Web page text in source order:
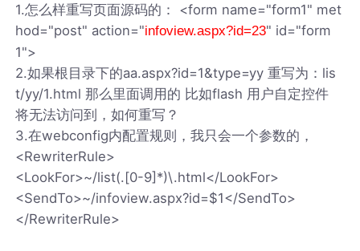
1.怎么样重写页面源码的： <form name="form1" met
hod="post" action="infoview.aspx?id=23" id="form
1">
2.如果根目录下的aa.aspx?id=1&type=yy 重写为：lis
t/yy/1.html 那么里面调用的 比如flash 用户自定控件
将无法访问到，如何重写？
3.在webconfig内配置规则，我只会一个参数的，
<RewriterRule>
<LookFor>~/list(.[0-9]*)\.html</LookFor>
<SendTo>~/infoview.aspx?id=$1</SendTo>
</RewriterRule>